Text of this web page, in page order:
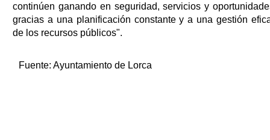
continúen ganando en seguridad, servicios y
gracias a una planificación constante y a una gestión
de los recursos públicos".
Fuente: Ayuntamiento de Lorca